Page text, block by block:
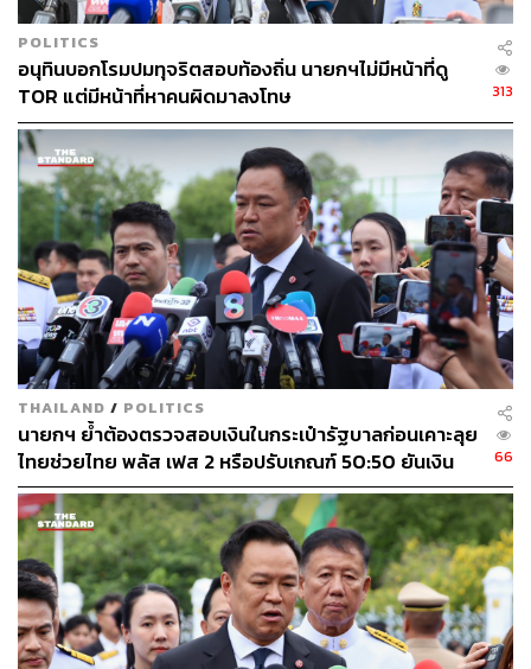
POLITICS
อนุทินบอกโรมปมทุจริตสอบท้องถิ่น นายกฯไม่มีหน้าที่ดู
TOR แต่มีหน้าที่หาคนผิดมาลงโทษ
313
THAILAND / POLITICS
นายกฯ ย้ำต้องตรวจสอบเงินในกระเป๋ารัฐบาลก่อนเคาะลุย
ไทยช่วยไทย พลัส เฟส 2 หรือปรับเกณฑ์ 50:50 ยันเงิน
คงคลังรัฐบาลแข็งแรง
66